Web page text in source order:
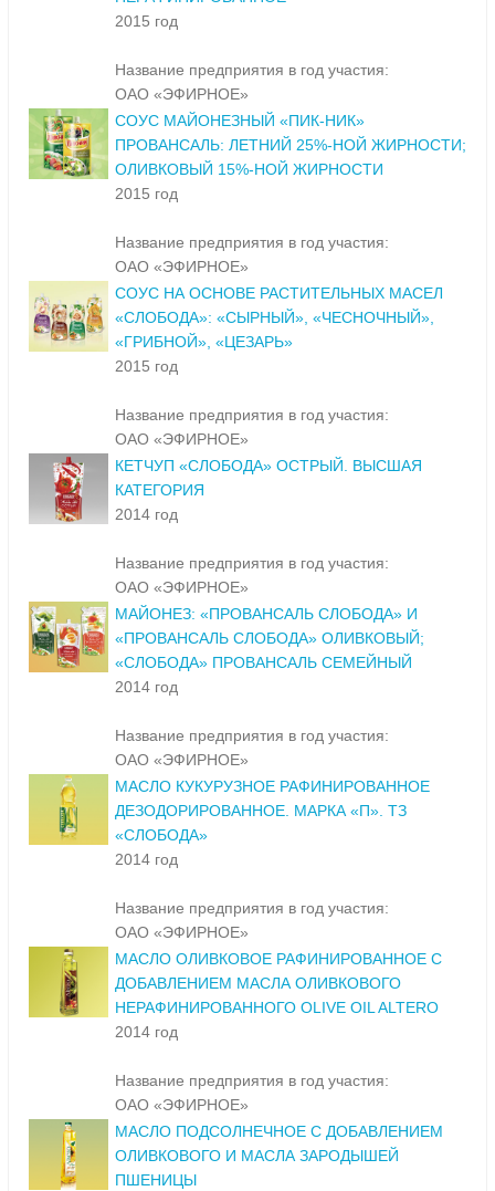
2015 год
Название предприятия в год участия:
ОАО «ЭФИРНОЕ»
СОУС МАЙОНЕЗНЫЙ «ПИК-НИК»
ПРОВАНСАЛЬ: ЛЕТНИЙ 25%-НОЙ ЖИРНОСТИ;
ОЛИВКОВЫЙ 15%-НОЙ ЖИРНОСТИ
2015 год
Название предприятия в год участия:
ОАО «ЭФИРНОЕ»
СОУС НА ОСНОВЕ РАСТИТЕЛЬНЫХ МАСЕЛ
«СЛОБОДА»: «СЫРНЫЙ», «ЧЕСНОЧНЫЙ»,
«ГРИБНОЙ», «ЦЕЗАРЬ»
2015 год
Название предприятия в год участия:
ОАО «ЭФИРНОЕ»
КЕТЧУП «СЛОБОДА» ОСТРЫЙ. ВЫСШАЯ
КАТЕГОРИЯ
2014 год
Название предприятия в год участия:
ОАО «ЭФИРНОЕ»
МАЙОНЕЗ: «ПРОВАНСАЛЬ СЛОБОДА» И
«ПРОВАНСАЛЬ СЛОБОДА» ОЛИВКОВЫЙ;
«СЛОБОДА» ПРОВАНСАЛЬ СЕМЕЙНЫЙ
2014 год
Название предприятия в год участия:
ОАО «ЭФИРНОЕ»
МАСЛО КУКУРУЗНОЕ РАФИНИРОВАННОЕ
ДЕЗОДОРИРОВАННОЕ. МАРКА «П». ТЗ
«СЛОБОДА»
2014 год
Название предприятия в год участия:
ОАО «ЭФИРНОЕ»
МАСЛО ОЛИВКОВОЕ РАФИНИРОВАННОЕ С
ДОБАВЛЕНИЕМ МАСЛА ОЛИВКОВОГО
НЕРАФИНИРОВАННОГО OLIVE OIL ALTERO
2014 год
Название предприятия в год участия:
ОАО «ЭФИРНОЕ»
МАСЛО ПОДСОЛНЕЧНОЕ С ДОБАВЛЕНИЕМ
ОЛИВКОВОГО И МАСЛА ЗАРОДЫШЕЙ
ПШЕНИЦЫ